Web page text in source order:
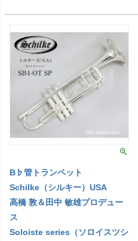
B♭管トランペット
Schilke（シルキー）USA
高橋 敦＆田中 敏雄プロデュー
ス
Soloiste series（ソロイスツシ